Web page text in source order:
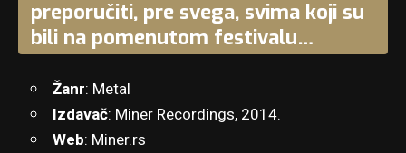
preporučiti, pre svega, svima koji su
bili na pomenutom festivalu…
Žanr: Metal
Izdavač: Miner Recordings, 2014.
Web: Miner.rs